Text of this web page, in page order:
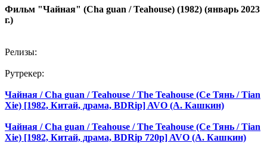
Фильм "Чайная" (Cha guan / Teahouse) (1982) (январь 2023
г.)
Релизы:
Рутрекер:
Чайная / Cha guan / Teahouse / The Teahouse (Се Тянь / Tian
Xie) [1982, Китай, драма, BDRip] AVO (А. Кашкин)
Чайная / Cha guan / Teahouse / The Teahouse (Се Тянь / Tian
Xie) [1982, Китай, драма, BDRip 720p] AVO (А. Кашкин)